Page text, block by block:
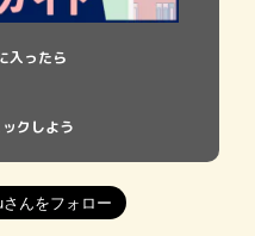
入ったら
クしよう